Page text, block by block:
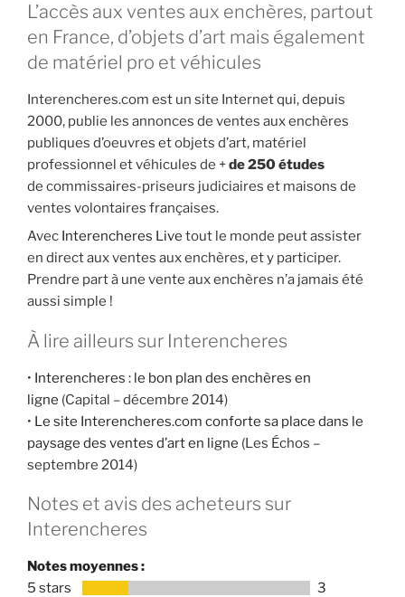
L’accès aux ventes aux enchères, partout
en France, d’objets d’art mais également
de matériel pro et véhicules
Interencheres.com est un site Internet qui, depuis
2000, publie les annonces de ventes aux enchères
publiques d’oeuvres et objets d’art, matériel
professionnel et véhicules de +de 250 études
de commissaires-priseurs judiciaires et maisons de
ventes volontaires françaises.
Avec Interencheres Live tout le monde peut assister
en direct aux ventes aux enchères, et y participer.
Prendre part à une vente aux enchères n’a jamais été
aussi simple !
À lire ailleurs sur Interencheres
• Interencheres : le bon plan des enchères en
ligne (Capital – décembre 2014)
• Le site Interencheres.com conforte sa place dans le
paysage des ventes d’art en ligne (Les Échos –
septembre 2014)
Notes et avis des acheteurs sur
Interencheres
Notes moyennes :
5 stars
3